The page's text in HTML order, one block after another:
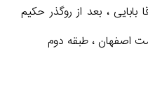
، بعد از روگذر حکیم
اصفهان ، طبقه دوم